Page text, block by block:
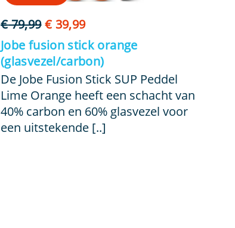
€79,99 Oorspronkelijke
prijs
was:
€ 79,99.
€39,99Huidige
prijs
is:
€ 39,99.
Jobe fusion stick orange
(glasvezel/carbon)
De Jobe Fusion Stick SUP Peddel
Lime Orange heeft een schacht van
40% carbon en 60% glasvezel voor
een uitstekende [..]